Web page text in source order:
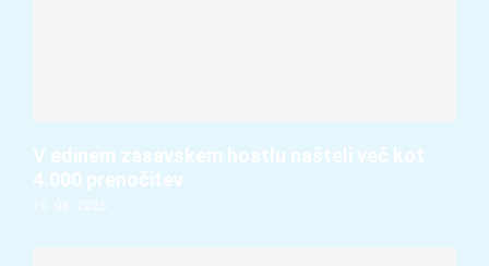
V edinem zasavskem hostlu našteli več kot
4.000 prenočitev
10. 08. 2026